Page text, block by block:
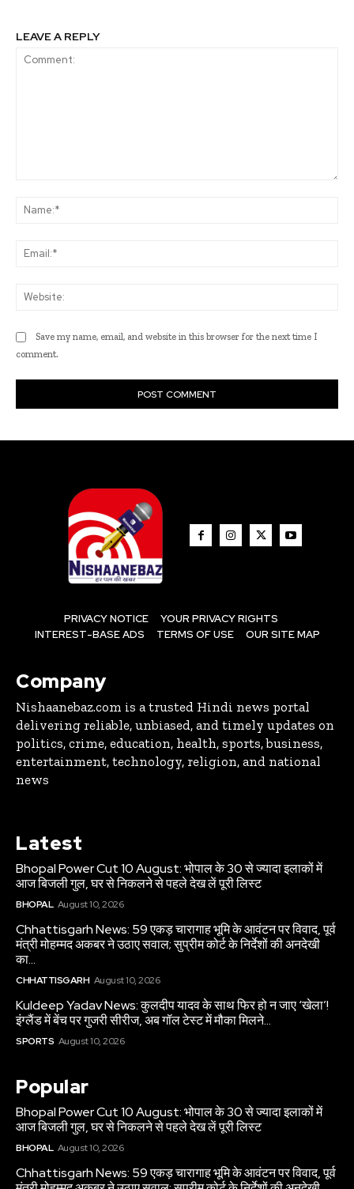
LEAVE A REPLY
Save my name, email, and website in this browser for the next time I
comment.
PRIVACY NOTICE
YOUR PRIVACY RIGHTS
INTEREST-BASE ADS
TERMS OF USE OUR SITE MAP
Company
Nishaanebaz.com is a trusted Hindi news portal
delivering reliable, unbiased, and timely updates on
politics, crime, education, health, sports, business,
entertainment, technology, religion, and national
news
Latest
Bhopal Power Cut 10 August: भोपाल के 30 से ज्यादा इलाकों में
आज बिजली गुल, घर से निकलने से पहले देख लें पूरी लिस्ट
BHOPAL August 10, 2026
Chhattisgarh News: 59 एकड़ चारागाह भूमि के आवंटन पर विवाद, पूर्व
मंत्री मोहम्मद अकबर ने उठाए सवाल; सुप्रीम कोर्ट के निर्देशों की अनदेखी
का...
CHHATTISGARH August 10, 2026
Kuldeep Yadav News: कुलदीप यादव के साथ फिर हो न जाए ‘खेला’!
इंग्लैंड में बेंच पर गुजरी सीरीज, अब गॉल टेस्ट में मौका मिलने...
SPORTS August 10, 2026
Popular
Bhopal Power Cut 10 August: भोपाल के 30 से ज्यादा इलाकों में
आज बिजली गुल, घर से निकलने से पहले देख लें पूरी लिस्ट
BHOPAL August 10, 2026
Chhattisgarh News: 59 एकड़ चारागाह भूमि के आवंटन पर विवाद, पूर्व